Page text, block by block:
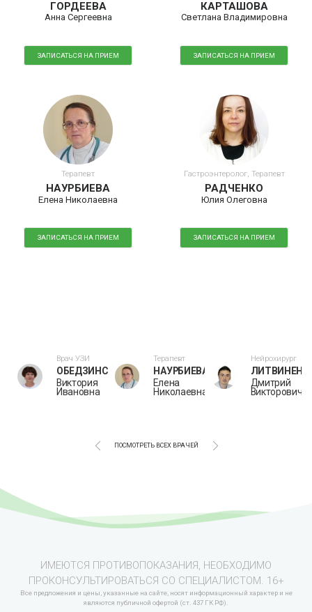
ГОРДЕЕВА
Анна Сергеевна
ЗАПИСАТЬСЯ НА ПРИЕМ
КАРТАШОВА
Светлана Владимировна
ЗАПИСАТЬСЯ НА ПРИЕМ
Терапевт
НАУРБИЕВА
Елена Николаевна
ЗАПИСАТЬСЯ НА ПРИЕМ
Гастроэнтеролог, Терапевт
РАДЧЕНКО
Юлия Олеговна
ЗАПИСАТЬСЯ НА ПРИЕМ
Врач УЗИ
ОБЕДЗИНСКАЯ
Виктория
Ивановна
Терапевт
НАУРБИЕВА
Елена
Николаевна
Нейрохирург
Дмитрий
Викторович
ПОСМОТРЕТЬ ВСЕХ ВРАЧЕЙ
ИМЕЮТСЯ ПРОТИВОПОКАЗАНИЯ, НЕОБХОДИМО
ПРОКОНСУЛЬТИРОВАТЬСЯ СО СПЕЦИАЛИСТОМ. 16+
Все предложения и цены, указанные на сайте, носят информационный характер и не
являются публичной офертой (ст. 437 ГК РФ).